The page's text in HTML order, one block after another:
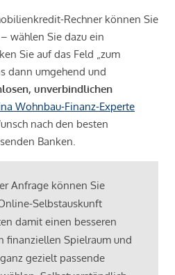
Rechner können Sie
wählen Sie dazu ein
Sie auf das Feld „zum
dann umgehend und
unverbindlichen
Wohnbau-Finanz-Experte
nach den besten
Banken.
Anfrage können Sie
Selbstauskunft
damit einen besseren
finanziellen Spielraum und
gezielt passende